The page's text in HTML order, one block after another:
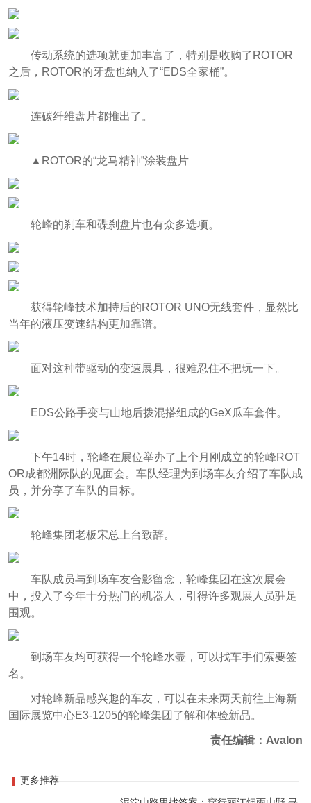
传动系统的选项就更加丰富了，特别是收购了ROTOR
之后，ROTOR的牙盘也纳入了“EDS全家桶”。
连碳纤维盘片都推出了。
▲ROTOR的“龙马精神”涂装盘片
轮峰的刹车和碟刹盘片也有众多选项。
获得轮峰技术加持后的ROTOR UNO无线套件，显然比
当年的液压变速结构更加靠谱。
面对这种带驱动的变速展具，很难忍住不把玩一下。
EDS公路手变与山地后拨混搭组成的GeX瓜车套件。
下午14时，轮峰在展位举办了上个月刚成立的轮峰ROT
OR成都洲际队的见面会。车队经理为到场车友介绍了车队成
员，并分享了车队的目标。
轮峰集团老板宋总上台致辞。
车队成员与到场车友合影留念，轮峰集团在这次展会
中，投入了今年十分热门的机器人，引得许多观展人员驻足
围观。
到场车友均可获得一个轮峰水壶，可以找车手们索要签
名。
对轮峰新品感兴趣的车友，可以在未来两天前往上海新
国际展览中心E3-1205的轮峰集团了解和体验新品。
责任编辑：Avalon
更多推荐